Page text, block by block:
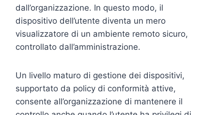
dall’organizzazione. In questo modo, il
dispositivo dell’utente diventa un mero
visualizzatore di un ambiente remoto sicuro,
controllato dall’amministrazione.
Un livello maturo di gestione dei dispositivi,
supportato da policy di conformità attive,
consente all’organizzazione di mantenere il